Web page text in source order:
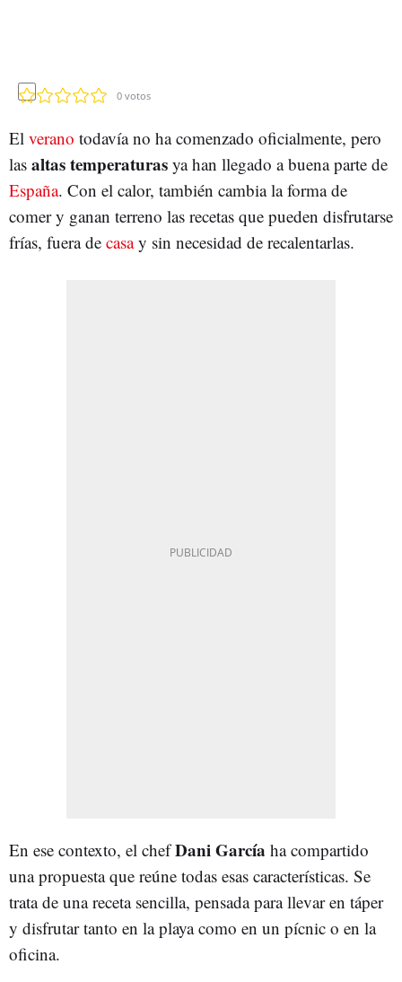
0 votos
El verano todavía no ha comenzado oficialmente, pero
las altas temperaturas ya han llegado a buena parte de
España. Con el calor, también cambia la forma de
comer y ganan terreno las recetas que pueden disfrutarse
frías, fuera de casay sin necesidad de recalentarlas.
En ese contexto, el chefDani García ha compartido
una propuesta que reúne todas esas características. Se
trata de una receta sencilla, pensada para llevar en táper
y disfrutar tanto en la playa como en un pícnic o en la
oficina.